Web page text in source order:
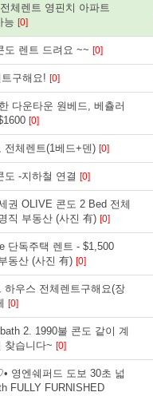
체렌트 영핀치 아파트
능 [0]
도 렌트 드려요 ~~ [0]
구해요! [0]
다운타운 원베드, 베츌러
[0]
전체렌트(1베드+덴) [0]
도 -지하철 연결 [0]
OLIVE 콘도 2 Bed 전체
부동산 (사진 有) [0]
독주택 렌트 - $1,500
산 (사진 有) [0]
하우스 전체렌트구해요(장
[0]
2. 1990불 콘도 같이 계
찾습니다~ [0]
엔쉐퍼드 도보 30초 넓
FULLY FURNISHED